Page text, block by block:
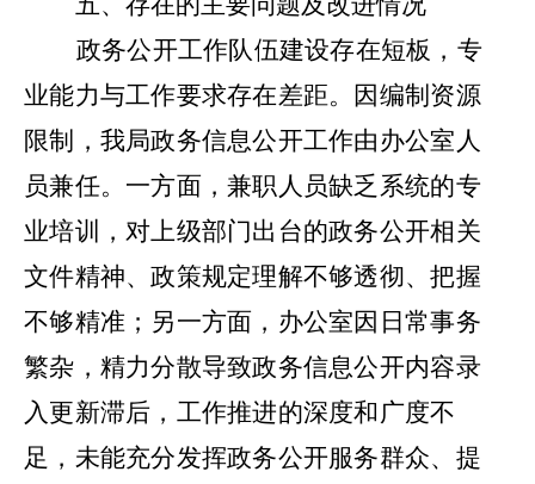
政务公开工作队伍建设存在短板，专
业能力与工作要求存在差距。
因编制资源
限制，我局政务信息公开工作由办公室人
员兼任。一方面，兼职人员缺乏系统的专
业培训，对上级部门出台的政务公开相关
文件精神、政策规定理解不够透彻、把握
不够精准；另一方面，办公室因日常事务
繁杂，精力分散导致政务信息公开内容录
入更新滞后，工作推进的深度和广度不
足，未能充分发挥政务公开服务群众、提